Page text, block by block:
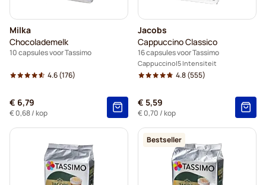
Milka
Chocolademelk
10 capsules voor Tassimo
4.6(176)
€ 6,79
€ 0,68/ kop
Jacobs
Cappuccino Classico
16 capsules voor Tassimo
Cappuccino 5 Intensiteit
4.8(555)
€ 5,59
€ 0,70 / kop
Bestseller